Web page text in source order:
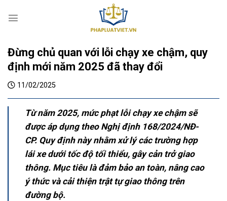
Đừng chủ quan với lỗi chạy xe chậm, quy
định mới năm 2025 đã thay đổi
11/02/2025
Từ năm 2025, mức phạt lỗi chạy xe chậm sẽ
được áp dụng theo Nghị định 168/2024/NĐ-
CP. Quy định này nhằm xử lý các trường hợp
lái xe dưới tốc độ tối thiểu, gây cản trở giao
thông. Mục tiêu là đảm bảo an toàn, nâng cao
ý thức và cải thiện trật tự giao thông trên
đường bộ.